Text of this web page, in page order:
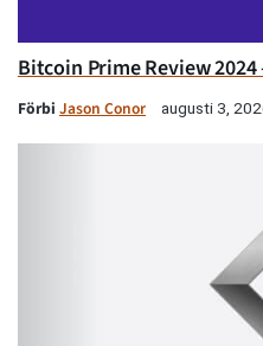
Bitcoin Prime Review
Förbi Jason Conor augusti 3,